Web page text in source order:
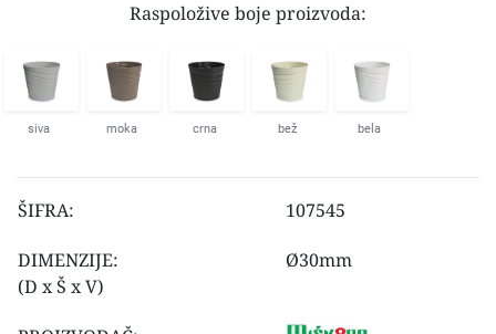
Raspoložive boje proizvoda:
siva moka crna bež bela
ŠIFRA: 107545
DIMENZIJE:
(D x Š x V)
Ø30mm